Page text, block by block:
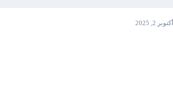
أكتوبر 2, 2025